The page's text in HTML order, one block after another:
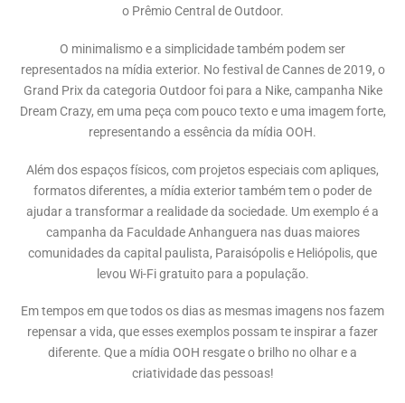
o Prêmio Central de Outdoor.
O minimalismo e a simplicidade também podem ser
representados na mídia exterior. No festival de Cannes de 2019, o
Grand Prix da categoria Outdoor foi para a Nike, campanha Nike
Dream Crazy, em uma peça com pouco texto e uma imagem forte,
representando a essência da mídia OOH.
Além dos espaços físicos, com projetos especiais com apliques,
formatos diferentes, a mídia exterior também tem o poder de
ajudar a transformar a realidade da sociedade. Um exemplo é a
campanha da Faculdade Anhanguera nas duas maiores
comunidades da capital paulista, Paraisópolis e Heliópolis, que
levou Wi-Fi gratuito para a população.
Em tempos em que todos os dias as mesmas imagens nos fazem
repensar a vida, que esses exemplos possam te inspirar a fazer
diferente. Que a mídia OOH resgate o brilho no olhar e a
criatividade das pessoas!